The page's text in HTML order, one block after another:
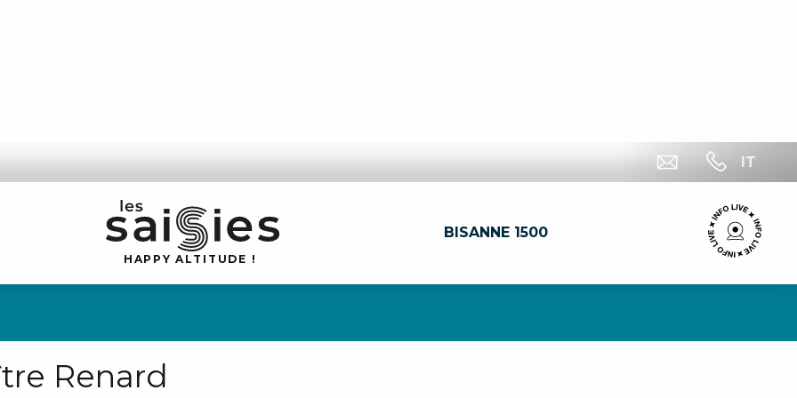
IT
HAP PY ALTI T UDE !
BISANNE 1500
Renard